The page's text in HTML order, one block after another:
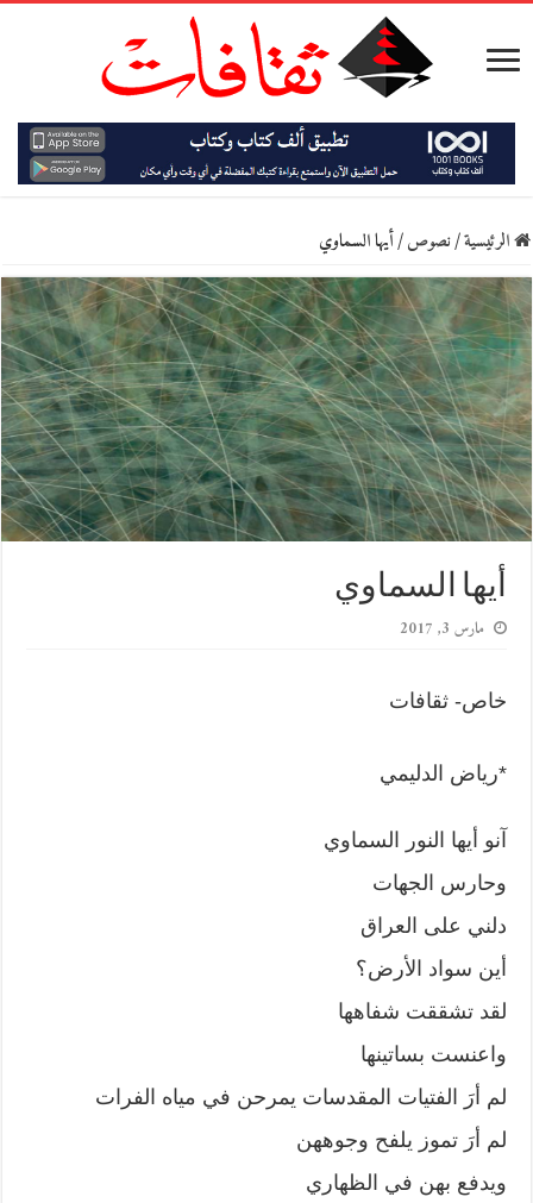
الرئيسية/نصوص/أيها السماوي
أيها السماوي
مارس 3, 2017
خاص- ثقافات
*رياض الدليمي
آنو أيها النور السماوي
وحارس الجهات
دلني على العراق
أين سواد الأرض؟
لقد تشققت شفاهها
واعنست بساتينها
لم أرَ الفتيات المقدسات يمرحن في مياه الفرات
لم أرَ تموز يلفح وجوههن
ويدفع بهن في الظهاري